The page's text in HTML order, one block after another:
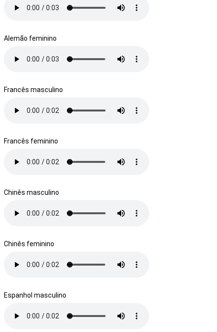
Alemão feminino
Francês masculino
Francês feminino
Chinês masculino
Chinês feminino
Espanhol masculino